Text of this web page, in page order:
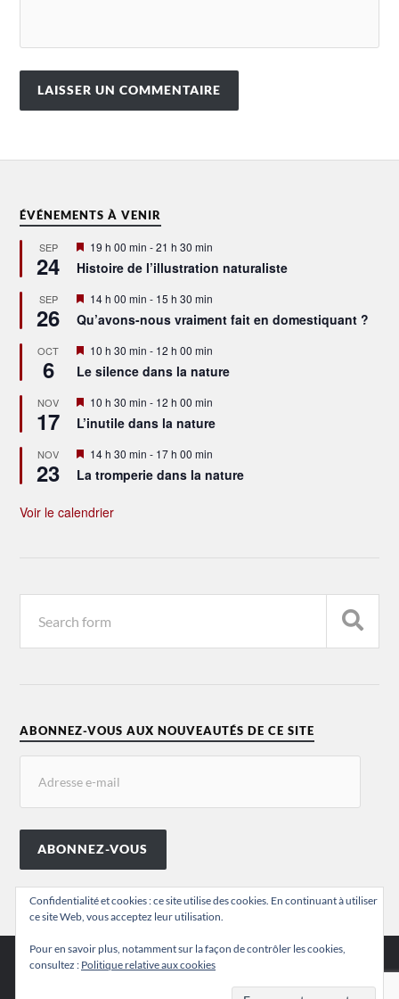
ÉVÉNEMENTS À VENIR
SEP
24
Mis
avant
19 h 00 min -21 h 30 min
Histoire de l’illustration naturaliste
SEP
26
Mis
en
avant
14 h 00 min - 15 h 30 min
Qu’avons-nous vraiment fait en domestiquant ?
OCT
6
Mis
avant
10 h 30 min - 12 h 00 min
Le silence dans la nature
NOV
17
Mis
avant
10 h 30 min - 12 h 00 min
L’inutile dans la nature
NOV
23
Mis
avant
14 h 30 min - 17 h 00 min
La tromperie dans la nature
Voir le calendrier
ABONNEZ-VOUS AUX NOUVEAUTÉS DE CE SITE
ABONNEZ-VOUS
© 2026VALÉRIE CHANSIGAUD
Confidentialité et cookies : ce site utilise des cookies. En continuant à utiliser
ce site Web, vous acceptez leur utilisation.
Pour en savoir plus, notamment sur la façon de contrôler les cookies,
consultez : Politique relative aux cookies